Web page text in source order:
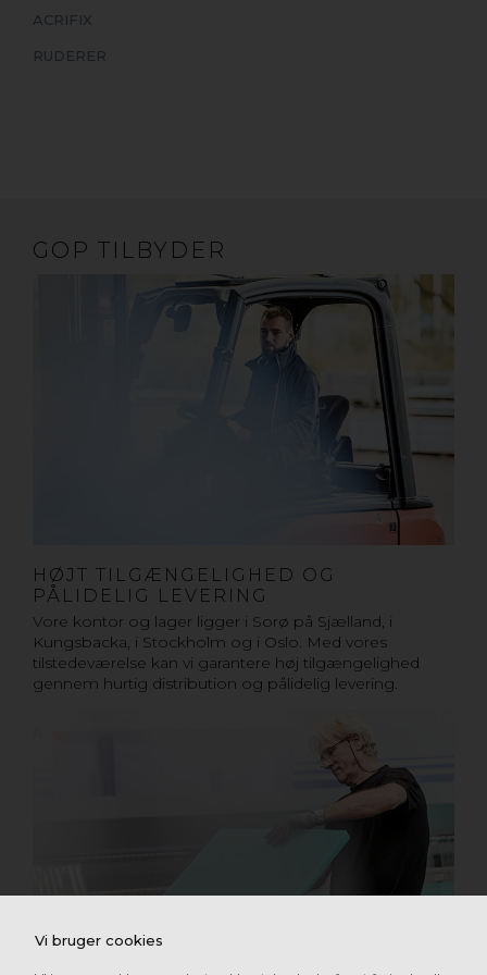
Vi bruger cookies
ACRIFIX
RUDERER
GOP TILBYDER
HØJT TILGÆNGELIGHED OG
PÅLIDELIG LEVERING
Vore kontor og lager ligger i Sorø på Sjælland, i
Kungsbacka, i Stockholm og i Oslo. Med vores
tilstedeværelse kan vi garantere høj tilgængelighed
gennem hurtig distribution og pålidelig levering.